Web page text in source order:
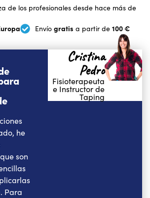
de los profesionales desde hace más de
Envío gratis a partir de 100 €
he
son
Para
Cristina
Pedro
Fisioterapeuta
e Instructor de
Taping